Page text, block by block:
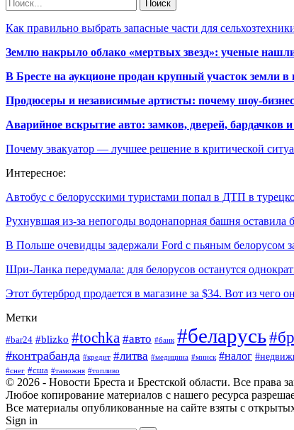
Как правильно выбрать запасные части для
Землю накрыло облако «мертвых звезд»: ученые
В Бресте на аукционе продан крупный участок земли в
Продюсеры и независимые артисты: почему шоу-бизнес
Аварийное вскрытие авто: замков, дверей, бардачков
Почему эвакуатор — лучшее решение в критической
Интересное:
Автобус с белорусскими туристами попал в ДТП в
Рухнувшая из-за непогоды водонапорная башня оставила
В Польше очевидцы задержали Ford c пьяным белорусом
Шри-Ланка передумала: для белорусов останутся
Этот бутерброд продается в магазине за $34. Вот из чего
Метки
#bar24 #blizko #tochka #авто #банк #беларусь
#контрабанда #кредит #литва #медицина #минск #налог
#снег #сша #таможня #топливо
© 2026 - Новости Бреста и Брестской области. Все права
Любое копирование материалов с нашего ресурса
Все материалы опубликованные на сайте взяты с
Sign in